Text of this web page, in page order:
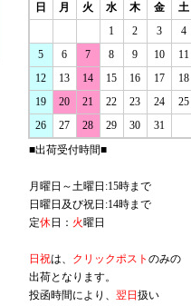
日
月 火 水 木 金
土
1
2 3
4
5
6 7 8 9 10
11
12
13 14 15 16 17
18
19
20 21 22 23 24
25
26
27 28 29 30
31
■出荷受付時間■
月曜日～土曜日:15時まで
日曜日及び祝日:14時まで
定休日： 火曜日
日祝は、 クリックポスト のみの
出荷となります。
投函時間により、 翌日 扱い